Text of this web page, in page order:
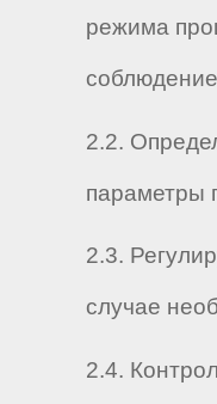
режима
2.2.
параметры
2.3.
случае
2.4.